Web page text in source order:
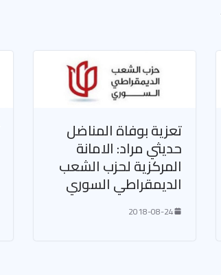
تعزية بوفاة المناضل
حديثي مراد: الامانة
المركزية لحزب الشعب
الديمقراطي السوري
2018-08-24